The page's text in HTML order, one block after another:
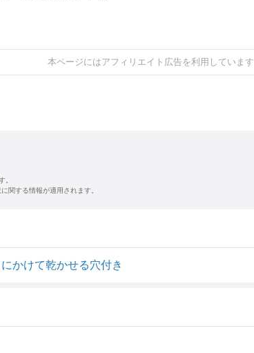
本ページにはアフィリエイト広告を利用しています
。
関する情報が適用されます。
かけて乾かせる穴付き